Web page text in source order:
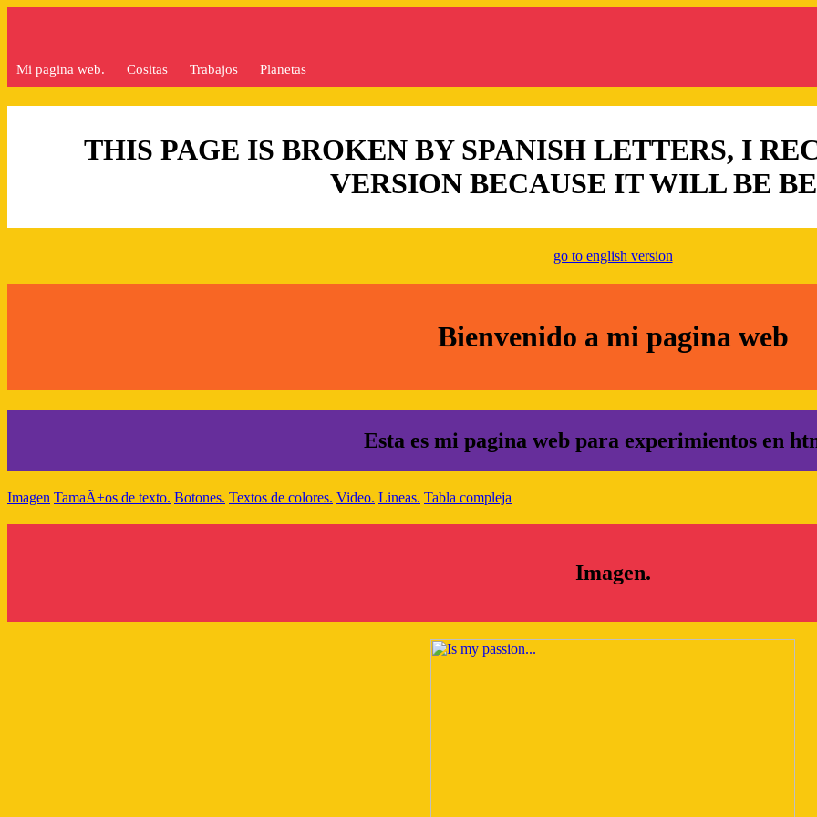
Mi pagina web. Cositas Trabajos Planetas
THIS PAGE IS BROKEN BY SPANISH LETTERS, I
VERSION BECAUSE IT WILL BE
go to english version
Bienvenido a mi pagina web
Esta es mi pagina web para experimientos en
Imagen TamaÃ±os de texto. Botones. Textos de colores. Video. Lineas. Tabla compleja
Imagen.